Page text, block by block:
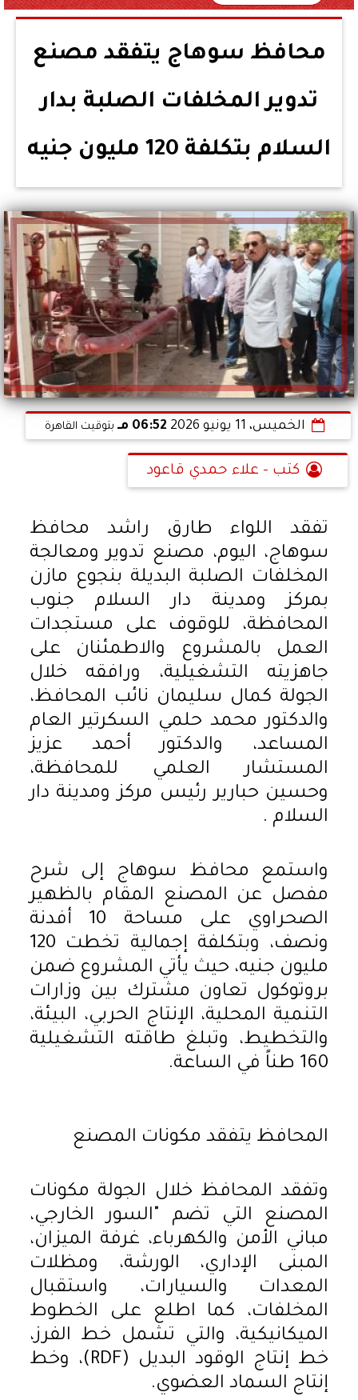
محافظ سوهاج يتفقد مصنع
تدوير المخلفات الصلبة بدار
السلام بتكلفة 120 مليون جنيه
الخميس، 11 يونيو 2026 06:52 مـ بتوقيت القاهرة
كتب - علاء حمدي قاعود
تفقد اللواء طارق راشد محافظ
سوهاج، اليوم، مصنع تدوير ومعالجة
المخلفات الصلبة البديلة بنجوع مازن
بمركز ومدينة دار السلام جنوب
المحافظة، للوقوف على مستجدات
العمل بالمشروع والاطمئنان على
جاهزيته التشغيلية، ورافقه خلال
الجولة كمال سليمان نائب المحافظ،
والدكتور محمد حلمي السكرتير العام
المساعد، والدكتور أحمد عزيز
المستشار العلمي للمحافظة،
وحسين حبارير رئيس مركز ومدينة دار
السلام .
واستمع محافظ سوهاج إلى شرح
مفصل عن المصنع المقام بالظهير
الصحراوي على مساحة 10 أفدنة
ونصف، وبتكلفة إجمالية تخطت 120
مليون جنيه، حيث يأتي المشروع ضمن
بروتوكول تعاون مشترك بين وزارات
التنمية المحلية، الإنتاج الحربي، البيئة،
والتخطيط، وتبلغ طاقته التشغيلية
160 طناً في الساعة.
المحافظ يتفقد مكونات المصنع
وتفقد المحافظ خلال الجولة مكونات
المصنع التي تضم "السور الخارجي،
مباني الأمن والكهرباء، غرفة الميزان،
المبنى الإداري، الورشة، ومظلات
المعدات والسيارات، واستقبال
المخلفات، كما اطلع على الخطوط
الميكانيكية، والتي تشمل خط الفرز،
خط إنتاج الوقود البديل (RDF)، وخط
إنتاج السماد العضوي.